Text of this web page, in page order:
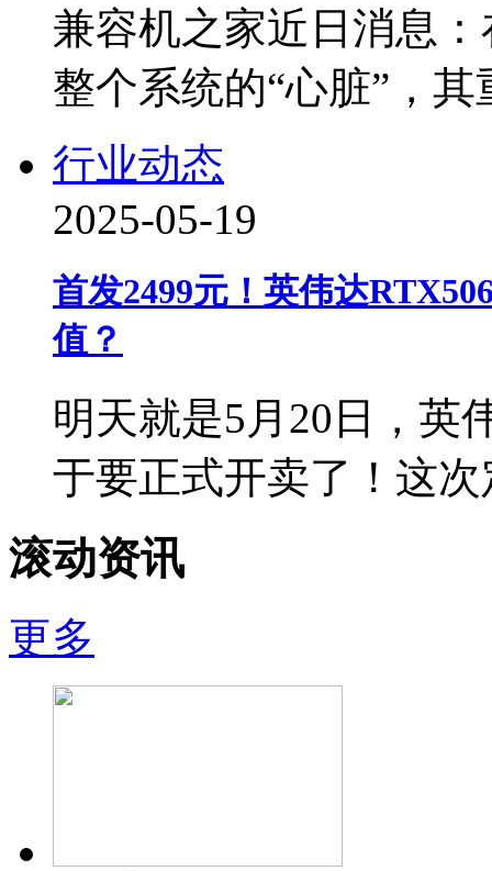
兼容机之家近日消息
整个系统的“心脏”，
行业动态
2025-05-19
首发2499元！英伟达
值？
明天就是5月20日，英
于要正式开卖了！这次
滚动资讯
更多